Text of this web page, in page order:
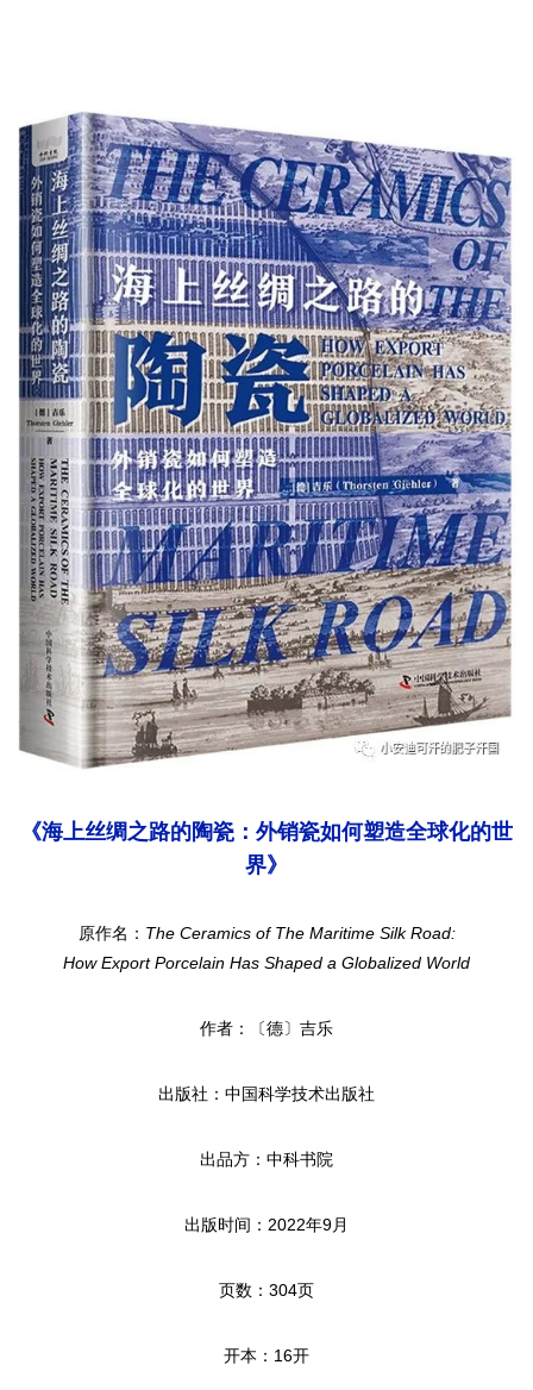
《海上丝绸之路的陶瓷：外销瓷如何塑造全球化的世
界》
原作名： The Ceramics of The Maritime Silk Road:
How Export Porcelain Has Shaped a Globalized World
作者：〔德〕吉乐
出版社：中国科学技术出版社
出品方：中科书院
出版时间：2022年9月
页数：304页
开本：16开